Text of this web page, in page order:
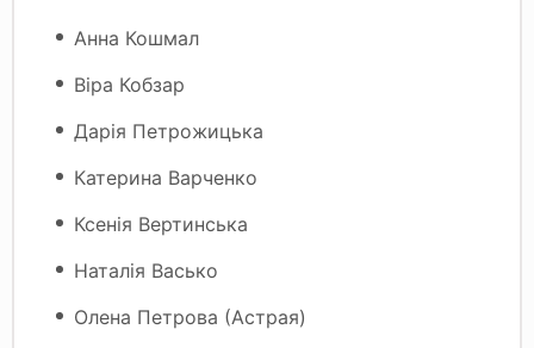
Анна Кошмал
Віра Кобзар
Дарія Петрожицька
Катерина Варченко
Ксенія Вертинська
Наталія Васько
Олена Петрова (Астрая)